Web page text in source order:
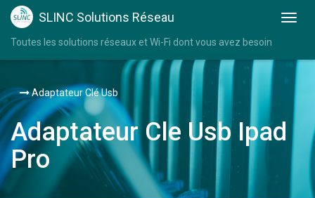
SLINC Solutions Réseau
Toutes les solutions réseaux et Wi-Fi dont vous avez besoin
Adaptateur Clé Usb
Adaptateur Cle Usb Ipad
Pro